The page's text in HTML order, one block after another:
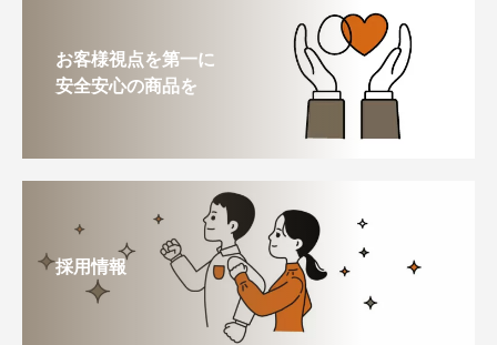
お客様視点を第一に
安全安心の商品を
採用情報